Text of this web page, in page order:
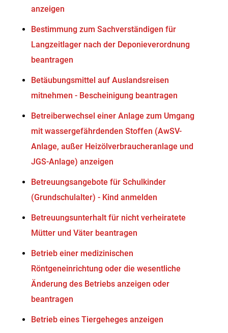
anzeigen
Bestimmung zum Sachverständigen für
Langzeitlager nach der Deponieverordnung
beantragen
Betäubungsmittel auf Auslandsreisen
mitnehmen - Bescheinigung beantragen
Betreiberwechsel einer Anlage zum Umgang
mit wassergefährdenden Stoffen (AwSV-
Anlage, außer Heizölverbraucheranlage und
JGS-Anlage) anzeigen
Betreuungsangebote für Schulkinder
(Grundschulalter) - Kind anmelden
Betreuungsunterhalt für nicht verheiratete
Mütter und Väter beantragen
Betrieb einer medizinischen
Röntgeneinrichtung oder die wesentliche
Änderung des Betriebs anzeigen oder
beantragen
Betrieb eines Tiergeheges anzeigen